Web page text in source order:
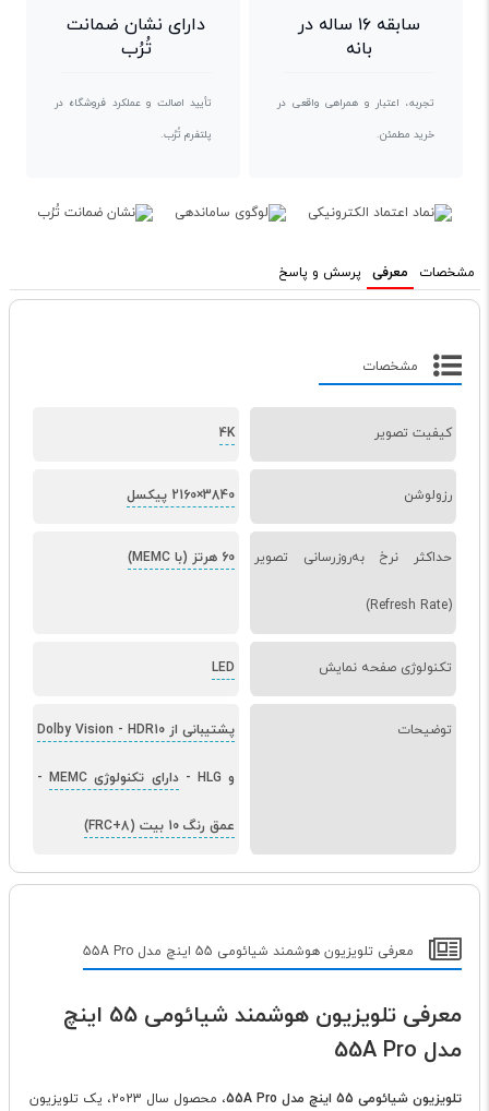
سابقه ۱۶ ساله در
بانه
تجربه، اعتبار و همراهی واقعی در
خرید مطمئن.
دارای نشان ضمانت
تُرُب
تأیید اصالت و عملکرد فروشگاه در
پلتفرم تُرُب.
مشخصات معرفی پرسش و پاسخ
مشخصات
کیفیت تصویر 4K
رزولوشن 3840×2160 پیکسل
حداکثر نرخ به‌روزرسانی تصویر
(Refresh Rate)
60 هرتز (با MEMC)
تکنولوژی صفحه نمایش LED
توضیحات پشتیبانی از Dolby Vision - HDR10
و HLG -دارای تکنولوژی MEMC -
عمق رنگ 10 بیت (8+FRC)
معرفی تلویزیون هوشمند شیائومی 55 اینچ مدل 55A Pro
معرفی تلویزیون هوشمند شیائومی 55 اینچ
مدل 55A Pro
تلویزیون شیائومی 55 اینچ مدل 55A Pro
، محصول سال 2023، یک تلویزیون